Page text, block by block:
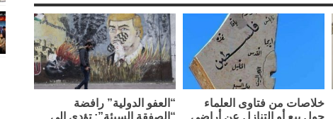
خلاصات من فتاوى العلماء
حول بيع أو التنازل عن أراضي
“العفو الدولية” رافضة
“الصفقة السيئة”: تؤدي إلى